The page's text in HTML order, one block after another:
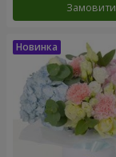
Замовити